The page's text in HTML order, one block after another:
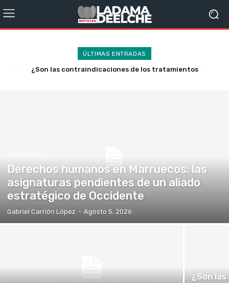
ÚLTIMAS ENTRADAS
¿Son las contraindicaciones de los tratamientos
Derechos humanos en Marruecos: las
asignaturas pendientes de un aliado
estratégico de Occidente
Gabriel Carrión López - Agosto 5, 2026
¿Son